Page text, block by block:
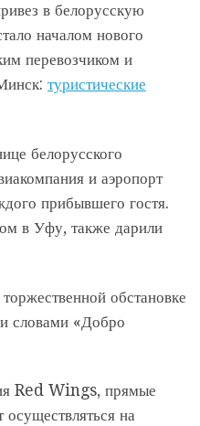
в белорусскую
началом нового
перевозчиком и
туристические
белорусского
и аэропорт
прибывшего гостя.
в Уфу, также дарили
обстановке
словами «Добро
Red Wings, прямые
на